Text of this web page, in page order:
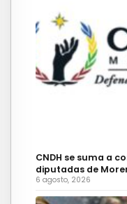
CNDH se suma a
diputadas de
6 agosto, 2026